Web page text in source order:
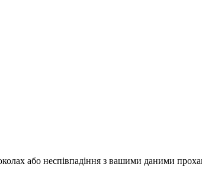
або неспівпадіння з вашими даними